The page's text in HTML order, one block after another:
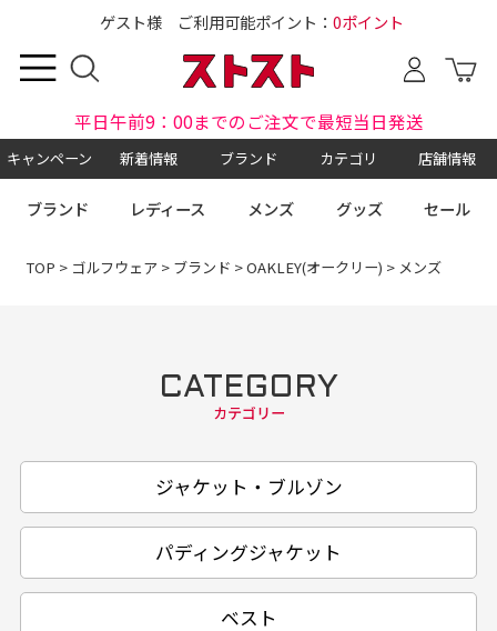
ゲスト様 ご利用可能ポイント： 0ポイント
平日午前9：00までのご注文で最短当日発送
キャンペーン 新着情報 ブランド カテゴリ 店舗情報
ブランド レディース メンズ グッズ セール
TOP > ゴルフウェア > ブランド >OAKLEY(オークリー) > メンズ
CATEGORY
カテゴリー
ジャケット・ブルゾン
パディングジャケット
ベスト